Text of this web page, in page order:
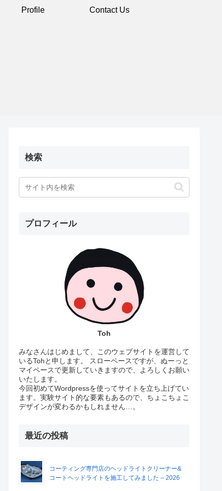
Profile Contact Us
検索
プロフィール
Toh
みなさんはじめまして、このウェブサイトを運営して
いるTohと申します。 スローペースですが、ぬーっと
マイペースで更新していきますので、よろしくお願い
いたします。
今回初めてWordpressを使ってサイトを立ち上げてい
ます。実験サイト的な要素もあるので、ちょこちょこ
デザインが変わるかもしれません…。
最近の投稿
コーティング専門店のヘッドライトクリーナー&
コートヘッドライトを施工してみました – 2026